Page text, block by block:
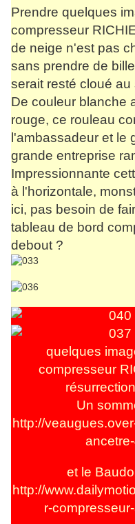
Prendre quelques
compresseur
de neige n'est pas
sans prendre de
serait resté cloué au
De couleur blanche
rouge, ce rouleau
l'ambassadeur et le
grande entreprise
Impressionnante
à l'horizontale,
ici, pas besoin de
tableau de bord
debout ?
quelques
compresseur
Un
http://
et le
http://
r-